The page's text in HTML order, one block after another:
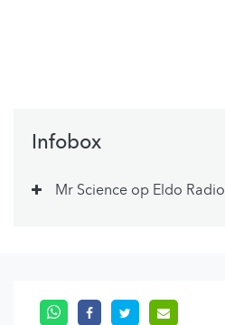
Infobox
Mr Science op Eldo Radio